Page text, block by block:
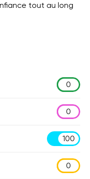
tout au long
0
0
100
0